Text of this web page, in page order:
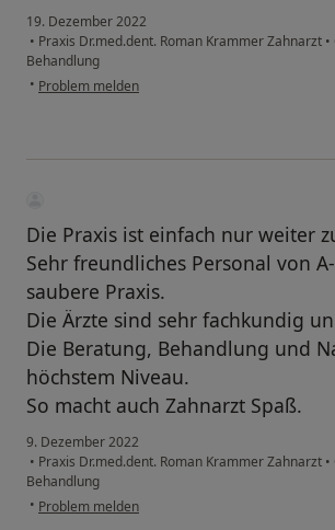
19. Dezember 2022
• Praxis Dr.med.dent. Roman Krammer Zahnarzt •
Behandlung
• Problem melden
Die Praxis ist einfach nur weiter
Sehr freundliches Personal von
saubere Praxis.
Die Ärzte sind sehr fachkundig
Die Beratung, Behandlung und
höchstem Niveau.
So macht auch Zahnarzt Spaß.
9. Dezember 2022
• Praxis Dr.med.dent. Roman Krammer Zahnarzt •
Behandlung
• Problem melden